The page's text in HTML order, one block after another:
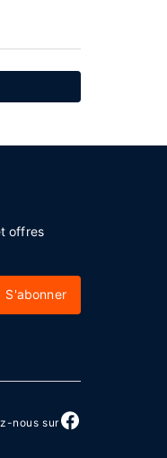
offres
S'abonner
nous sur